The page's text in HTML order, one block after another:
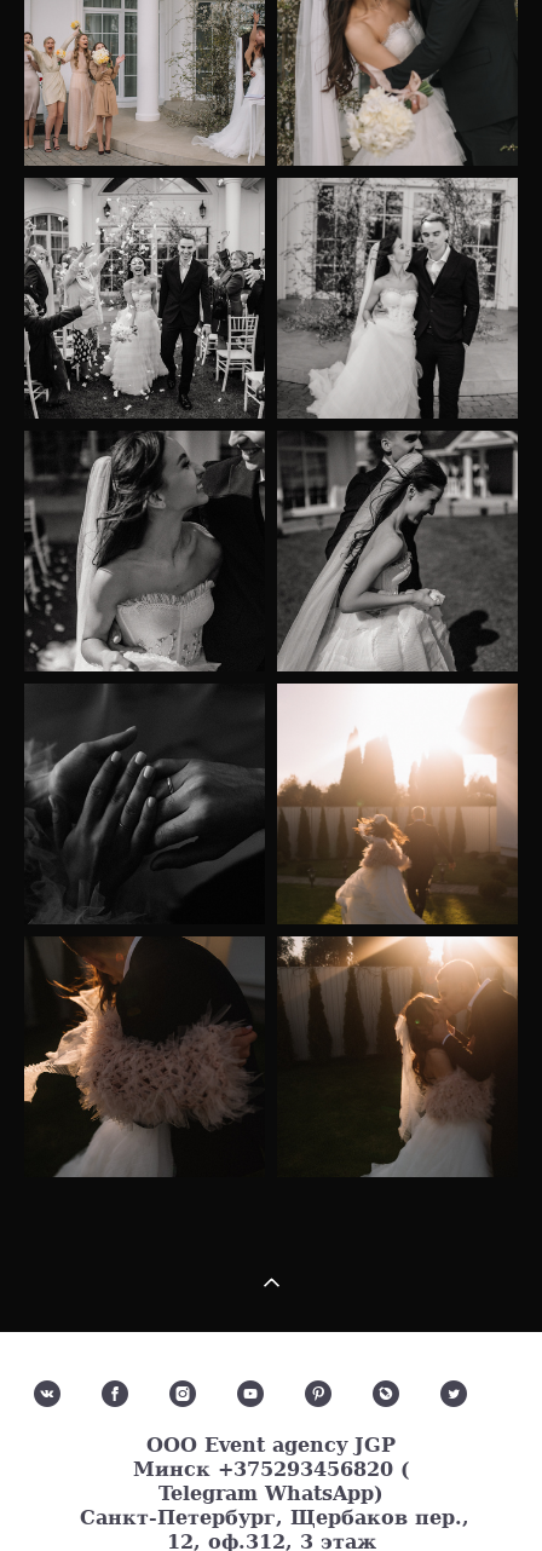
ООО Event agency JGP
Минск+375293456820 (
Telegram WhatsApp)
Санкт-Петербург, Щербаков пер.,
12, оф.312, 3 этаж